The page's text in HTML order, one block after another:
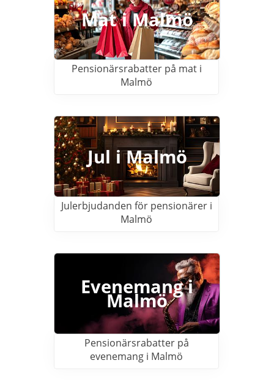
Mat i Malmö
Pensionärsrabatter på mat i
Malmö
Jul i Malmö
Julerbjudanden för pensionärer i
Malmö
Evenemang i
Malmö
Pensionärsrabatter på
evenemang i Malmö